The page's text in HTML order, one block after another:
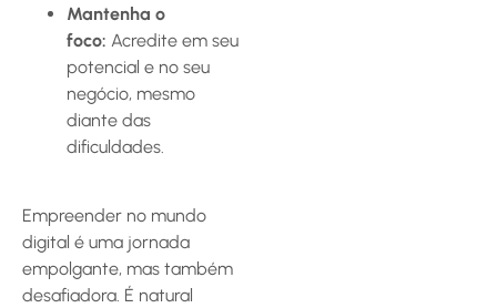
Mantenha o
foco: Acredite em seu
potencial e no seu
negócio, mesmo
diante das
dificuldades.
Empreender no mundo
digital é uma jornada
empolgante, mas também
desafiadora. É natural